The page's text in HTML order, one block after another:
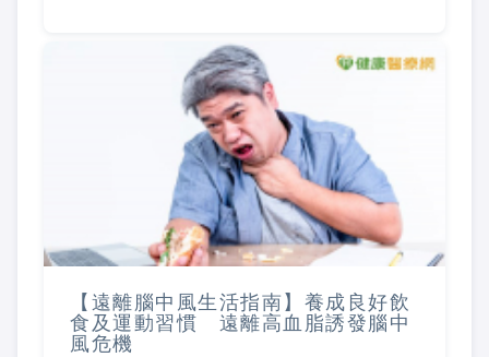
【遠離腦中風生活指南】養成良好飲
食及運動習慣 遠離高血脂誘發腦中
風危機